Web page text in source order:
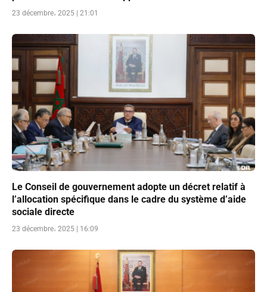
23 décembre، 2025 | 21:01
Le Conseil de gouvernement adopte un décret relatif à
l’allocation spécifique dans le cadre du système d’aide
sociale directe
23 décembre، 2025 | 16:09